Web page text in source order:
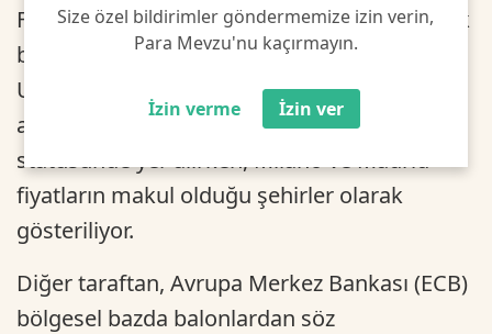
Size özel bildirimler göndermemize izin verin,
Para Mevzu'nu kaçırmayın.
İzin verme İzin ver
Frankfurt, Amsterdam, Paris ve Zürih'i emlak
balonu riski altındaki şehirler olarak sıraladı.
UBS’in Global Emlak Balonu Endeksi’nde yer
alan 12 şehirden 4’ü “aşırı değerlenmiş”
statüsünde yer alırken, Milano ve Madrid
fiyatların makul olduğu şehirler olarak
gösteriliyor.
Diğer taraftan, Avrupa Merkez Bankası (ECB)
bölgesel bazda balonlardan söz